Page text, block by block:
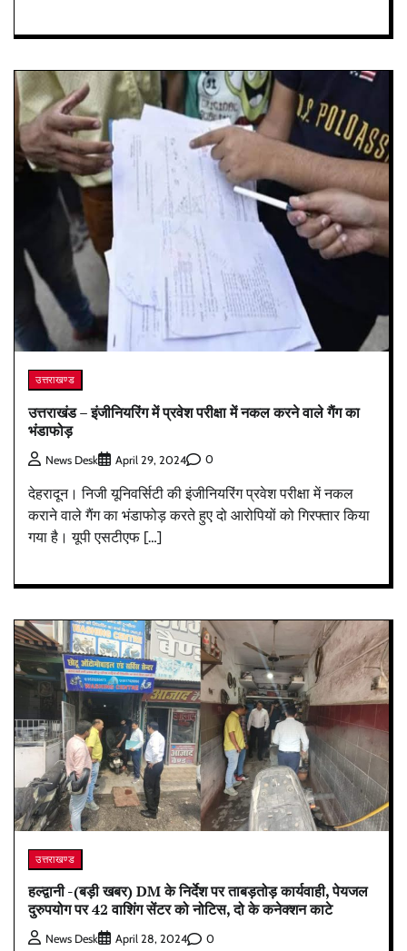
उत्तराखण्ड
उत्तराखंड – इंजीनियरिंग में प्रवेश परीक्षा में नकल करने वाले गैंग का
भंडाफोड़
News Desk April 29, 2024 0
देहरादून। निजी यूनिवर्सिटी की इंजीनियरिंग प्रवेश परीक्षा में नकल
कराने वाले गैंग का भंडाफोड़ करते हुए दो आरोपियों को गिरफ्तार किया
गया है। यूपी एसटीएफ […]
उत्तराखण्ड
हल्द्वानी -(बड़ी खबर) DM के निर्देश पर ताबड़तोड़ कार्यवाही, पेयजल
दुरुपयोग पर 42 वाशिंग सेंटर को नोटिस, दो के कनेक्शन काटे
News Desk April 28, 2024 0